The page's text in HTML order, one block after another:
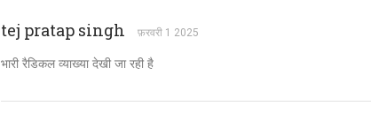
tej pratap singh फ़रवरी 1 2025
भारी रैडिकल व्याख्या देखी जा रही है